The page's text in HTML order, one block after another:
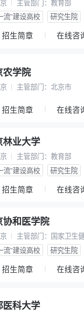
主管部门： 教育部
流”建设高校
研究生院
招生简章 在线咨
农学院
主管部门： 北京市
招生简章 在线咨
林业大学
主管部门： 教育部
流”建设高校
研究生院
招生简章 在线咨
协和医学院
主管部门： 国家卫生
流”建设高校
研究生院
招生简章 在线咨
医科大学